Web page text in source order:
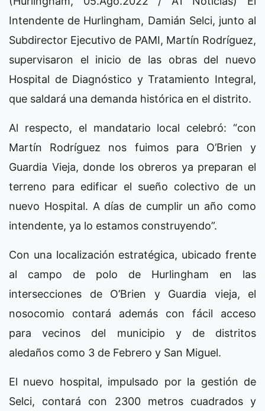
Intendente de Hurlingham, Damián Selci, junto al
Subdirector Ejecutivo de PAMI, Martín Rodríguez,
supervisaron el inicio de las obras del nuevo
Hospital de Diagnóstico y Tratamiento Integral,
que saldará una demanda histórica en el distrito.
Al respecto, el mandatario local celebró: “con
Martín Rodríguez nos fuimos para O’Brien y
Guardia Vieja, donde los obreros ya preparan el
terreno para edificar el sueño colectivo de un
nuevo Hospital. A días de cumplir un año como
intendente, ya lo estamos construyendo”.
Con una localización estratégica, ubicado frente
al campo de polo de Hurlingham en las
intersecciones de O’Brien y Guardia vieja, el
nosocomio contará además con fácil acceso
para vecinos del municipio y de distritos
aledaños como 3 de Febrero y San Miguel.
El nuevo hospital, impulsado por la gestión de
Selci, contará con 2300 metros cuadrados y